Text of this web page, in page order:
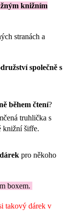
knižním
stranách a
společně s
během čtení?
truhlička s
knižní šifře.
pro někoho
boxem.
takový dárek v